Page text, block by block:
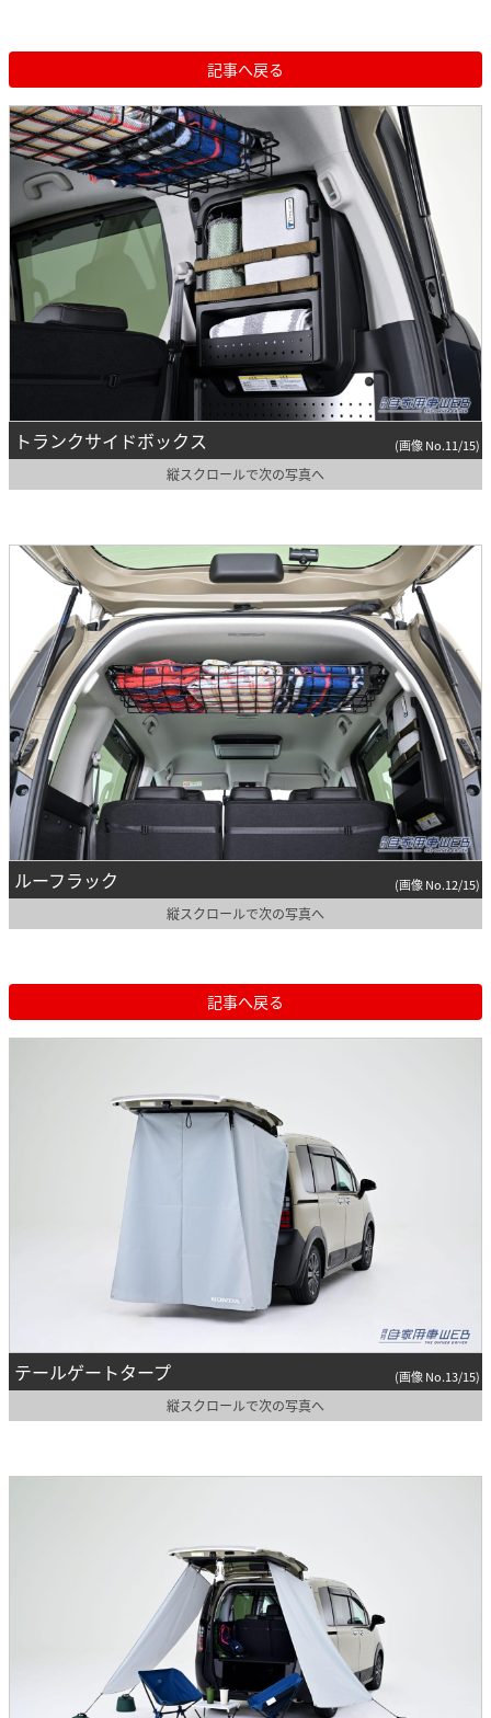
記事へ戻る
トランクサイドボックス (画像 No.11/15)
縦スクロールで次の写真へ
ルーフラック (画像 No.12/15)
縦スクロールで次の写真へ
記事へ戻る
テールゲートタープ (画像 No.13/15)
縦スクロールで次の写真へ